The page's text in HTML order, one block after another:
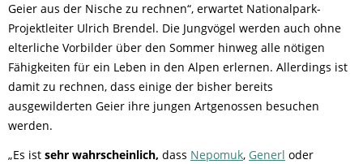
Geier aus der Nische zu rechnen“, erwartet Nationalpark-
Projektleiter Ulrich Brendel. Die Jungvögel werden auch ohne
elterliche Vorbilder über den Sommer hinweg alle nötigen
Fähigkeiten für ein Leben in den Alpen erlernen. Allerdings ist
damit zu rechnen, dass einige der bisher bereits
ausgewilderten Geier ihre jungen Artgenossen besuchen
werden.
„Es ist sehr wahrscheinlich, dass Nepomuk, Generl oder